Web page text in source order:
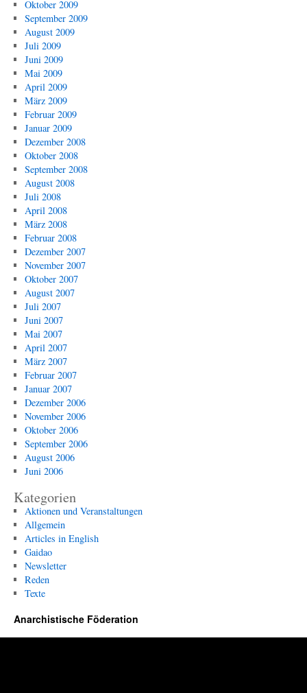
Oktober 2009
September 2009
August 2009
Juli 2009
Juni 2009
Mai 2009
April 2009
März 2009
Februar 2009
Januar 2009
Dezember 2008
Oktober 2008
September 2008
August 2008
Juli 2008
April 2008
März 2008
Februar 2008
Dezember 2007
November 2007
Oktober 2007
August 2007
Juli 2007
Juni 2007
Mai 2007
April 2007
März 2007
Februar 2007
Januar 2007
Dezember 2006
November 2006
Oktober 2006
September 2006
August 2006
Juni 2006
Kategorien
Aktionen und Veranstaltungen
Allgemein
Articles in English
Gaidao
Newsletter
Reden
Texte
Anarchistische Föderation